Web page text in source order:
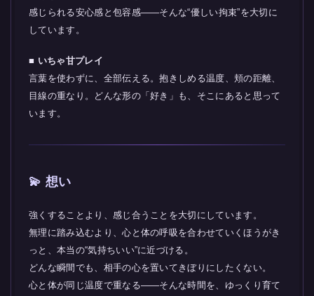
感じられる安心感と包容感――そんな“優しい拘束”を大切に
しています。
■ いちゃ甘プレイ
言葉を使わずに、全部伝える。抱きしめる温度、頬の距離、
目線の重なり。どんな形の「好き」も、そこにあると思って
います。
💫 想い
強くすることより、感じ合うことを大切にしています。
無理に踏み込むより、心と体の呼吸を合わせていくほうがき
っと、本当の“気持ちいい”に近づける。
どんな瞬間でも、相手の心を置いてきぼりにしたくない。
心と体が同じ温度で重なる――そんな時間を、ゆっくり育て